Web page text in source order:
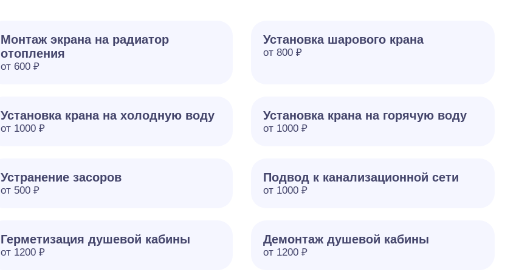
Монтаж экрана на радиатор
отопления
от 600 ₽
Установка шарового крана
от 800 ₽
Установка крана на холодную воду
от 1000 ₽
Установка крана на горячую воду
от 1000 ₽
Устранение засоров
от 500 ₽
Подвод к канализационной сети
от 1000 ₽
Герметизация душевой кабины
от 1200 ₽
Демонтаж душевой кабины
от 1200 ₽